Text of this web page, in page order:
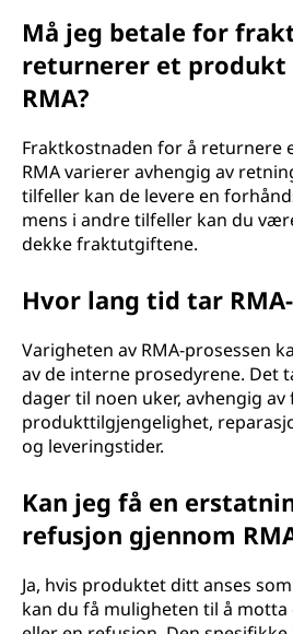
Må jeg betale for
returnerer et produkt
RMA?
Fraktkostnaden for å returnere
RMA varierer avhengig av
tilfeller kan de levere en
mens i andre tilfeller kan du
dekke fraktutgiftene.
Hvor lang tid tar
Varigheten av RMA-prosessen
av de interne prosedyrene. Det
dager til noen uker, avhengig
produkttilgjengelighet,
og leveringstider.
Kan jeg få en
refusjon gjennom
Ja, hvis produktet ditt anses
kan du få muligheten til å